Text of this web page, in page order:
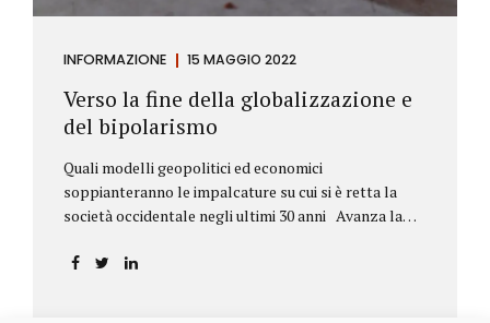
INFORMAZIONE 15 MAGGIO 2022
Verso la fine della globalizzazione e
del bipolarismo
Quali modelli geopolitici ed economici
soppianteranno le impalcature su cui si è retta la
società occidentale negli ultimi 30 anni Avanza la
aprile ha fatto parecchio discutere il discorso che